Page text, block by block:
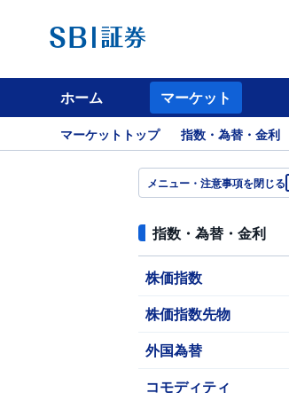
ホーム マーケット
マーケットトップ 指数・為替・金利
メニュー・注意事項を閉じる
指数・為替・金利
株価指数
株価指数先物
外国為替
コモディティ